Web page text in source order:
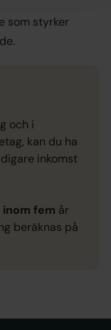
som styrker
och i
kan du ha
inkomst
inom fem år
beräknas på